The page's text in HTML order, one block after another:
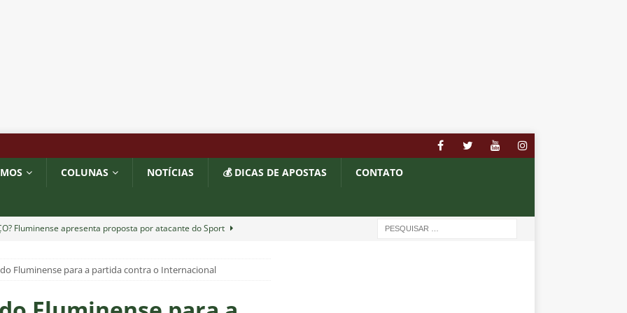
COLUNAS NOTÍCIAS 💰 DICAS DE APOSTAS CONTATO
Fluminense apresenta proposta por atacante do Sport
John Kennedy fora da temporada é um duro golpe para o
COLUNAS
do Fluminense para a partida contra o Internacional